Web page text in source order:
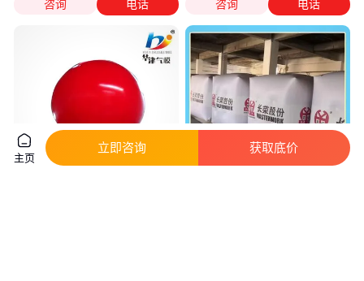
咨询 电话 咨询 电话
主页
立即咨询 获取底价